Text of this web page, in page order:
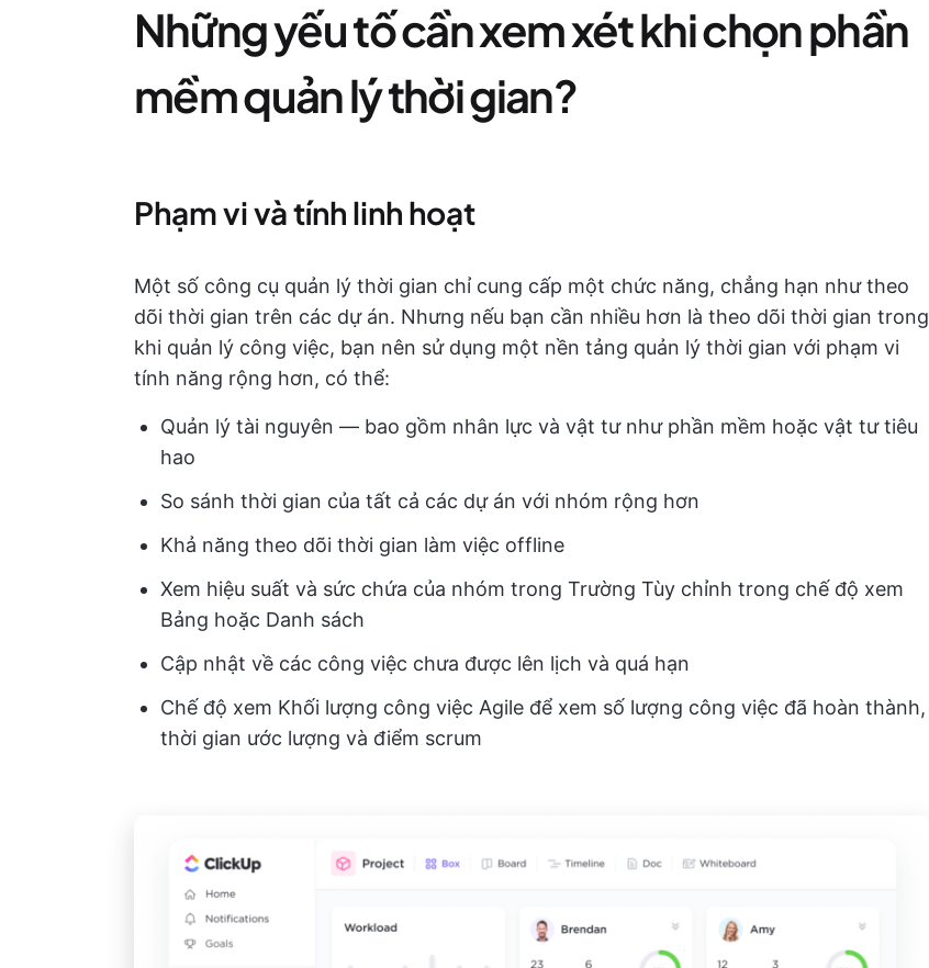
Những yếu tố cần xem xét khi chọn phần
mềm quản lý thời gian?
Phạm vi và tính linh hoạt
Một số công cụ quản lý thời gian chỉ cung cấp một chức năng, chẳng hạn như theo
dõi thời gian trên các dự án. Nhưng nếu bạn cần nhiều hơn là theo dõi thời gian trong
khi quản lý công việc, bạn nên sử dụng một nền tảng quản lý thời gian với phạm vi
tính năng rộng hơn, có thể:
Quản lý tài nguyên — bao gồm nhân lực và vật tư như phần mềm hoặc vật tư tiêu
hao
So sánh thời gian của tất cả các dự án với nhóm rộng hơn
Khả năng theo dõi thời gian làm việc offline
Xem hiệu suất và sức chứa của nhóm trong Trường Tùy chỉnh trong chế độ xem
Bảng hoặc Danh sách
Cập nhật về các công việc chưa được lên lịch và quá hạn
Chế độ xem Khối lượng công việc Agile để xem số lượng công việc đã hoàn thành,
thời gian ước lượng và điểm scrum